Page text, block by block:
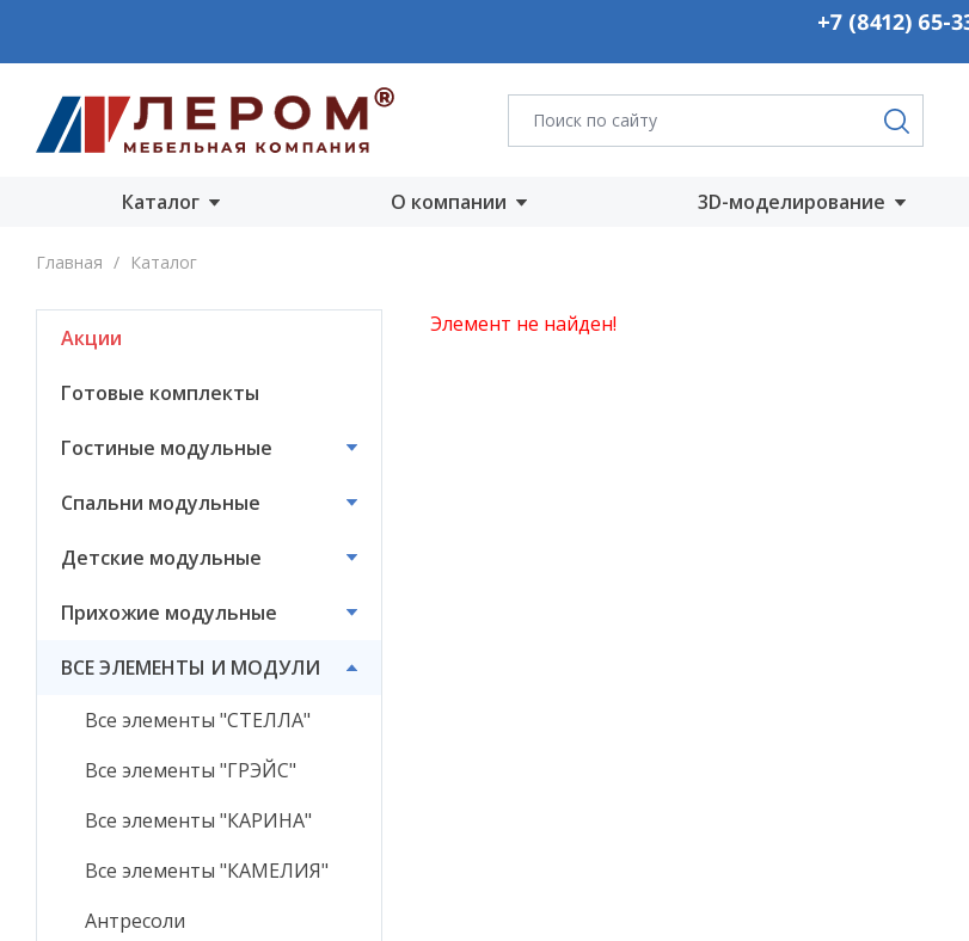
+7 (8412) 65-
Каталог
Акции
Детские модульные
Прихожие
ВСЕ ЭЛЕМЕНТЫ И
МОДУЛИ
О компании
3D-моделирование
Главная / Каталог
Акции
Готовые комплекты
Гостиные модульные
Спальни модульные
Детские модульные
Прихожие модульные
ВСЕ ЭЛЕМЕНТЫ И МОДУЛИ
Все элементы "СТЕЛЛА"
Все элементы "ГРЭЙС"
Все элементы "КАРИНА"
Все элементы "КАМЕЛИЯ"
Антресоли
Элемент не найден!